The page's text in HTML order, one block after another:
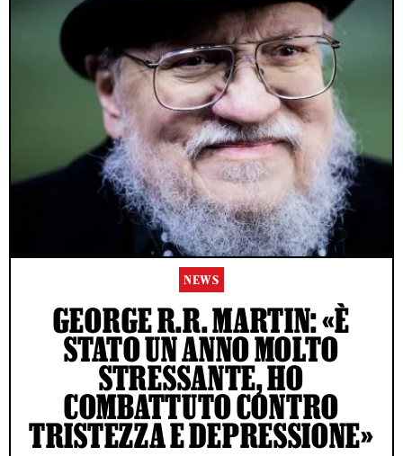
NEWS
GEORGE R.R. MARTIN: «È
STATO UN ANNO MOLTO
STRESSANTE, HO
COMBATTUTO CONTRO
TRISTEZZA E DEPRESSIONE»